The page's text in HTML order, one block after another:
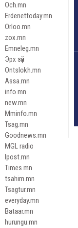
Och.mn
Erdenettoday.mn
Orloo.mn
zox.mn
Emneleg.mn
Эрх зүй
Ontslokh.mn
Assa.mn
info.mn
new.mn
Mminfo.mn
Tsag.mn
Goodnews.mn
MGL radio
Ipost.mn
Times.mn
tsahim.mn
Tsagtur.mn
everyday.mn
Bataar.mn
hurungu.mn